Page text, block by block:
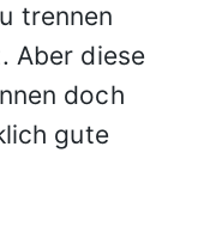
trennen
Aber diese
doch
gute